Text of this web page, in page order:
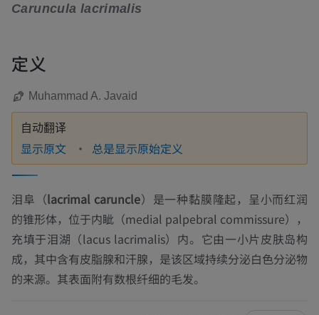
Caruncula lacrimalis
定义
Muhammad A. Javaid
自动翻译
显示原文 总是显示原始定义
泪阜（lacrimal caruncle）是一种黏膜隆起，呈小而红润
的锥形体，位于内眦（medial palpebral commissure），
充填于泪湖（lacus lacrimalis）内。它由一小片皮肤岛构
成，其中含有皮脂腺和汗腺，是该区域持续分泌白色分泌物
的来源。其表面附有数根纤细的毛发。